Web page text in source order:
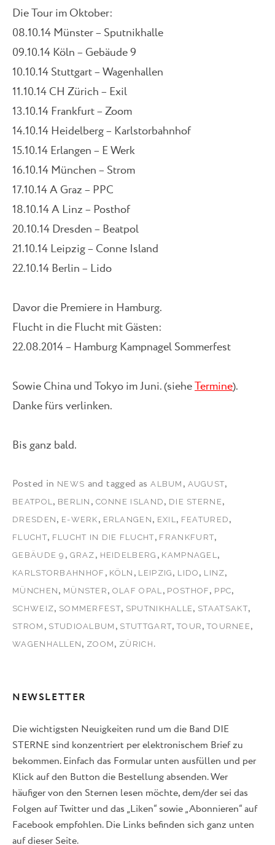
Die Tour im Oktober:
08.10.14 Münster – Sputnikhalle
09.10.14 Köln – Gebäude 9
10.10.14 Stuttgart – Wagenhallen
11.10.14 CH Zürich – Exil
13.10.14 Frankfurt – Zoom
14.10.14 Heidelberg – Karlstorbahnhof
15.10.14 Erlangen – E Werk
16.10.14 München – Strom
17.10.14 A Graz – PPC
18.10.14 A Linz – Posthof
20.10.14 Dresden – Beatpol
21.10.14 Leipzig – Conne Island
22.10.14 Berlin – Lido
Davor die Premiere in Hamburg.
Flucht in die Flucht mit Gästen:
22.08.2014 – Hamburg Kampnagel Sommerfest
Sowie China und Tokyo im Juni. (sieheTermine).
Danke fürs verlinken.
Bis ganz bald.
Posted in NEWS and tagged asALBUM , AUGUST,
BEATPOL, BERLIN , CONNE ISLAND , DIE STERNE,
DRESDEN , E-WERK , ERLANGEN , EXIL, FEATURED ,
FLUCHT, FLUCHT IN DIE FLUCHT, FRANKFURT,
GEBÄUDE 9 , GRAZ , HEIDELBERG , KAMPNAGEL,
KARLSTORBAHNHOF , KÖLN , LEIPZIG , LIDO , LINZ,
MÜNCHEN , MÜNSTER , OLAF OPAL, POSTHOF , PPC,
SCHWEIZ, SOMMERFEST, SPUTNIKHALLE, STAATSAKT,
STROM , STUDIOALBUM , STUTTGART,TOUR ,TOURNEE,
WAGENHALLEN , ZOOM , ZÜRICH .
NEWSLETTER
Die wichtigsten Neuigkeiten rund um die Band DIE
STERNE sind konzentriert per elektronischem Brief zu
bekommen. Einfach das Formular unten ausfüllen und per
Klick auf den Button die Bestellung absenden. Wer
häufiger von den Sternen lesen möchte, dem/der sei das
Folgen auf Twitter und das „Liken“ sowie „Abonnieren“ auf
Facebook empfohlen. Die Links befinden sich ganz unten
auf dieser Seite.